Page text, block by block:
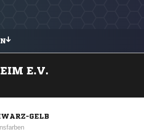
E.V.
GELB